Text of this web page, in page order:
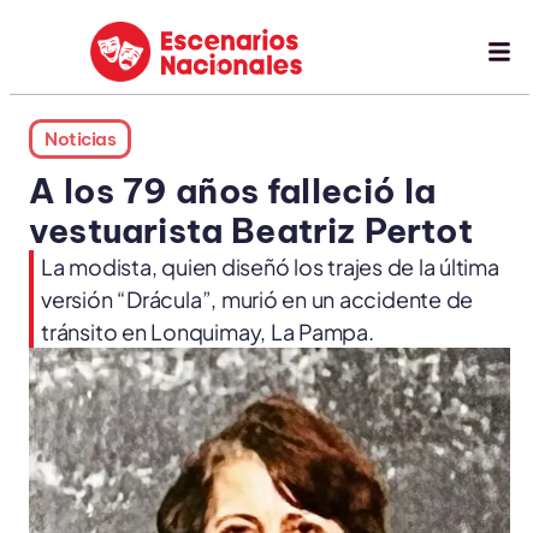
Noticias
A los 79 años falleció la
vestuarista Beatriz Pertot
La modista, quien diseñó los trajes de la última
versión “Drácula”, murió en un accidente de
tránsito en Lonquimay, La Pampa.